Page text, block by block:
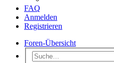
FAQ
Anmelden
Registrieren
Foren-Übersicht